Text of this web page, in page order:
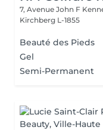
7, Avenue John F
Kirchberg L-1855
Beauté des Pieds
Gel
Semi-Permanent